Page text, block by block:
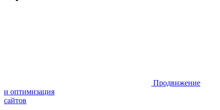
Продвижение
и оптимизация
сайтов